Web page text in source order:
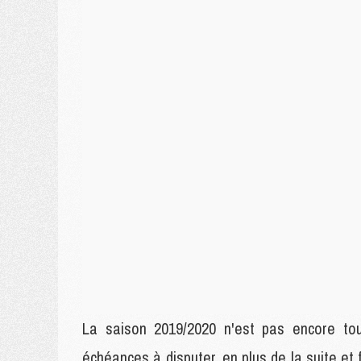
La saison 2019/2020 n'est pas encore